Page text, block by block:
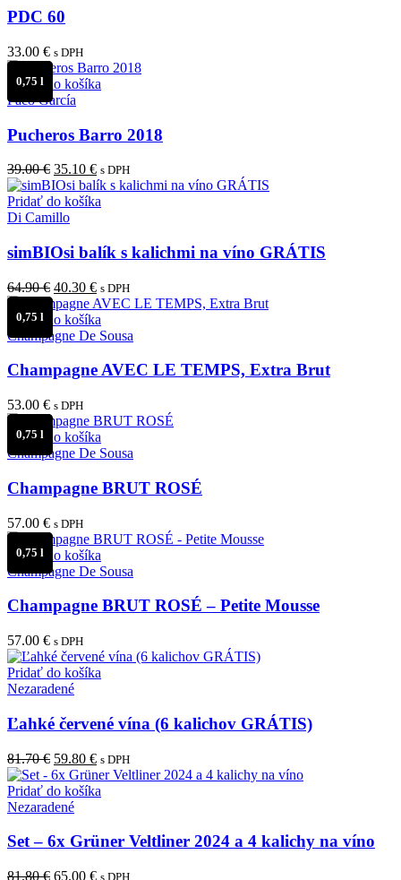
PDC 60
33.00 € s DPH
Pridať do košíka
Paco García
Pucheros Barro 2018
39.00€ Pôvodná
cena
bola:
39.00 €.
35.10 €Aktuálna
cena
je:
s DPH
0,75 l
Pridať do košíka
Di Camillo
simBIOsi balík s kalichmi na víno GRÁTIS
64.90€ Pôvodná
cena
bola:
64.90 €.
40.30 €Aktuálna
cena
je:
40.30 €.
s DPH
Pridať do košíka
Champagne De Sousa
Champagne AVEC LE TEMPS, Extra Brut
53.00 € s DPH
0,75 l
Pridať do košíka
Champagne De Sousa
Champagne BRUT ROSÉ
57.00 € s DPH
0,75 l
Pridať do košíka
Champagne De Sousa
Champagne BRUT ROSÉ – Petite Mousse
57.00 € s DPH
0,75 l
Pridať do košíka
Nezaradené
Ľahké červené vína (6 kalichov GRÁTIS)
81.70€ Pôvodná
cena
bola:
81.70 €.
59.80 €Aktuálna
cena
je:
s DPH
Pridať do košíka
Nezaradené
Set – 6x Grüner Veltliner 2024 a 4 kalichy na víno
81.80€ Pôvodná
65.00 €Aktuálna
s DPH